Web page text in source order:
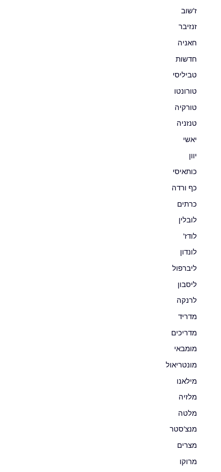
ז'שוב
זנזיבר
חאניה
חדשות
טביליסי
טורונטו
טורקיה
טנזניה
יאשי
יוון
כותאיסי
כף ורדה
כרתים
לובלין
לודז'
לונדון
ליברפול
ליסבון
לרנקה
מדריד
מדריכים
מומבאי
מונטריאול
מילאנו
מלזיה
מלטה
מנצ'סטר
מצרים
מרוקו